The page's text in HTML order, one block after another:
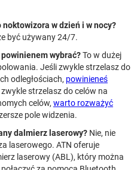
w dzień i w nocy?
być używany 24/7.
wybrać?To w dużej
Jeśli zwykle strzelasz do
odległościach, powinieneś
zwykle strzelasz do celów na
celów, warto rozważyć
pole widzenia.
dalmierz laserowy? Nie, nie
laserowego. ATN oferuje
laserowy (ABL), który można